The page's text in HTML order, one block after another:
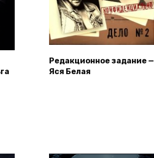
Редакционное задание —
Яся Белая